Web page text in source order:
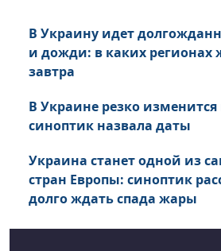
В Украину идет
и дожди: в каких регионах
завтра
В Украине резко изменится
синоптик назвала даты
Украина станет одной из
стран Европы: синоптик
долго ждать спада жары